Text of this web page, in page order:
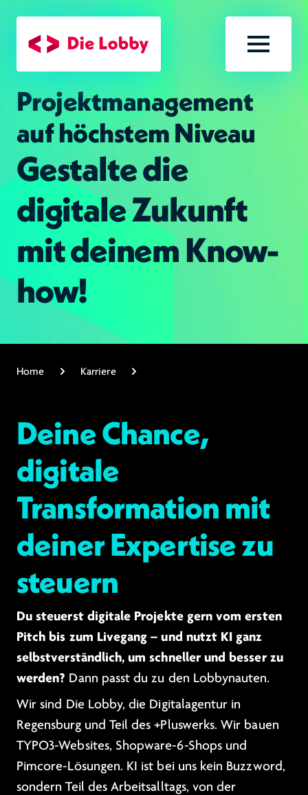
Menü
Projektmanagement
auf höchstem Niveau
Gestalte die
digitale Zukunft
mit deinem Know-
how!
Home Karriere
Deine Chance,
digitale
Transformation mit
deiner Expertise zu
steuern
Du steuerst digitale Projekte gern vom ersten
Pitch bis zum Livegang – und nutzt KI ganz
selbstverständlich, um schneller und besser zu
werden? Dann passt du zu den Lobbynauten.
Wir sind Die Lobby, die Digitalagentur in
Regensburg und Teil des +Pluswerks. Wir bauen
TYPO3-Websites, Shopware-6-Shops und
Pimcore-Lösungen. KI ist bei uns kein Buzzword,
sondern Teil des Arbeitsalltags, von der